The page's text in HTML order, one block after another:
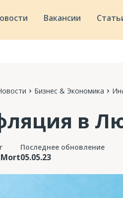
Вакансии
Бизнес & Экономика
в
Последнее обновление
05.05.23